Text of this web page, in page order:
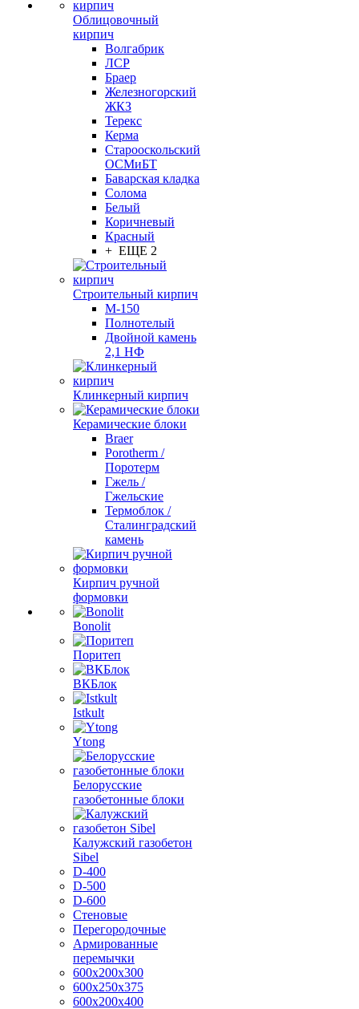
Облицовочный
кирпич
Волгабрик
ЛСР
Браер
Железногорский
ЖКЗ
Терекс
Керма
Старооскольский
ОСМиБТ
Баварская кладка
Солома
Белый
Коричневый
Красный
+ ЕЩЕ 2
Строительный кирпич
М-150
Полнотелый
Двойной камень
2,1 НФ
Клинкерный кирпич
Керамические блоки
Braer
Porotherm /
Поротерм
Гжель /
Гжельские
Термоблок /
Сталинградский
камень
Кирпич ручной
формовки
Bonolit
Поритеп
ВКБлок
Istkult
Ytong
Белорусские
газобетонные блоки
Калужский газобетон
Sibel
D-400
D-500
D-600
Стеновые
Перегородочные
Армированные
перемычки
600х200х300
600х250х375
600х200х400